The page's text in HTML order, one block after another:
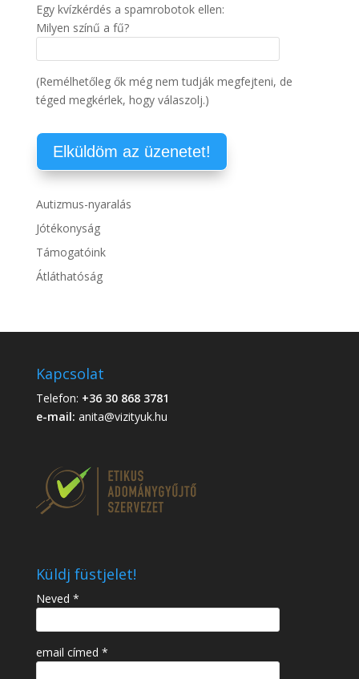
Egy kvízkérdés a spamrobotok ellen:
Milyen színű a fű?
(Remélhetőleg ők még nem tudják megfejteni, de
téged megkérlek, hogy válaszolj.)
Autizmus-nyaralás
Jótékonyság
Támogatóink
Átláthatóság
Kapcsolat
Telefon: +36 30 868 3781
e-mail: anita@vizityuk.hu
Küldj füstjelet!
Neved *
email címed *